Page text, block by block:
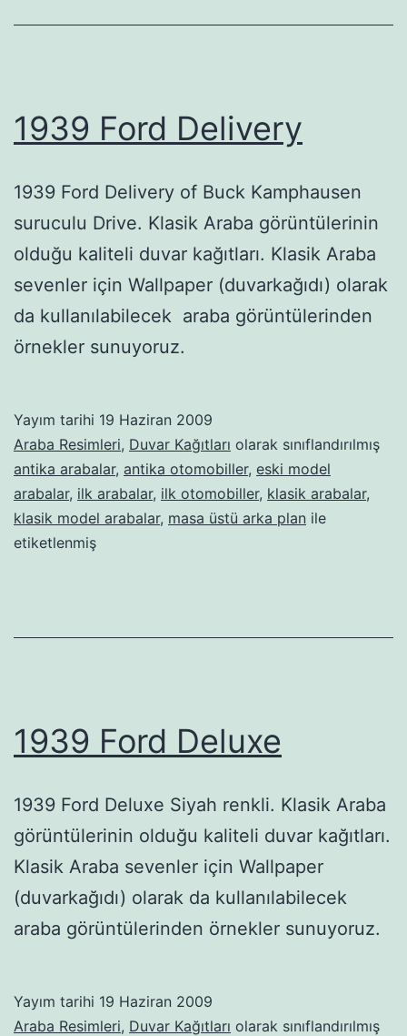
1939 Ford Delivery
1939 Ford Delivery of Buck Kamphausen
suruculu Drive. Klasik Araba görüntülerinin
olduğu kaliteli duvar kağıtları. Klasik Araba
sevenler için Wallpaper (duvarkağıdı) olarak
da kullanılabilecek araba görüntülerinden
örnekler sunuyoruz.
Yayım tarihi 19 Haziran 2009
Araba Resimleri, Duvar Kağıtları olarak sınıflandırılmış
antika arabalar, antika otomobiller, eski model
arabalar, ilk arabalar, ilk otomobiller, klasik arabalar,
klasik model arabalar, masa üstü arka plan ile
etiketlenmiş
1939 Ford Deluxe
1939 Ford Deluxe Siyah renkli. Klasik Araba
görüntülerinin olduğu kaliteli duvar kağıtları.
Klasik Araba sevenler için Wallpaper
(duvarkağıdı) olarak da kullanılabilecek
araba görüntülerinden örnekler sunuyoruz.
Yayım tarihi 19 Haziran 2009
Araba Resimleri, Duvar Kağıtları olarak sınıflandırılmış